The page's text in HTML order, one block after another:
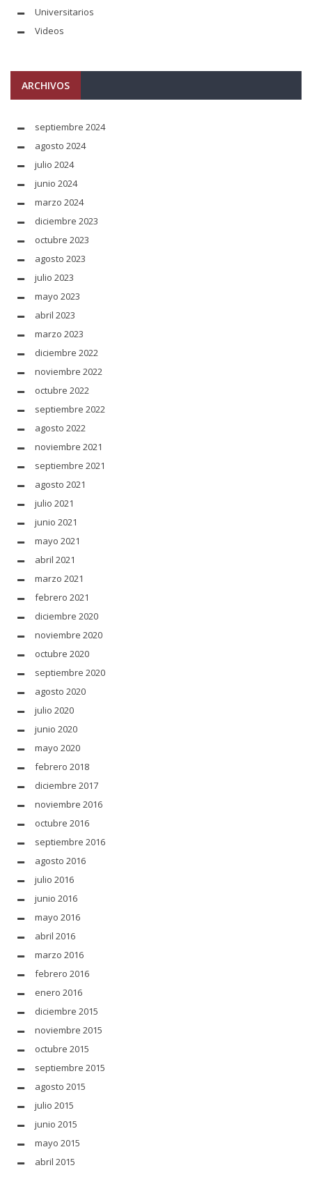
Universitarios
Videos
ARCHIVOS
septiembre 2024
agosto 2024
julio 2024
junio 2024
marzo 2024
diciembre 2023
octubre 2023
agosto 2023
julio 2023
mayo 2023
abril 2023
marzo 2023
diciembre 2022
noviembre 2022
octubre 2022
septiembre 2022
agosto 2022
noviembre 2021
septiembre 2021
agosto 2021
julio 2021
junio 2021
mayo 2021
abril 2021
marzo 2021
febrero 2021
diciembre 2020
noviembre 2020
octubre 2020
septiembre 2020
agosto 2020
julio 2020
junio 2020
mayo 2020
febrero 2018
diciembre 2017
noviembre 2016
octubre 2016
septiembre 2016
agosto 2016
julio 2016
junio 2016
mayo 2016
abril 2016
marzo 2016
febrero 2016
enero 2016
diciembre 2015
noviembre 2015
octubre 2015
septiembre 2015
agosto 2015
julio 2015
junio 2015
mayo 2015
abril 2015